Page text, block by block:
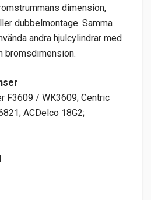
dimension,
dubbelmontage. Samma
andra hjulcylindrar med
bromsdimension.
F3609 / WK3609; Centric
ACDelco 18G2;